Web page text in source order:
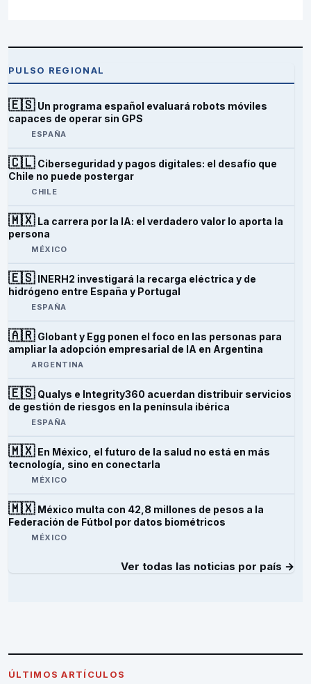
PULSO REGIONAL
🇪🇸 Un programa español evaluará robots móviles
capaces de operar sin GPS
ESPAÑA
🇨🇱 Ciberseguridad y pagos digitales: el desafío que
Chile no puede postergar
CHILE
🇲🇽 La carrera por la IA: el verdadero valor lo aporta la
persona
MÉXICO
🇪🇸 INERH2 investigará la recarga eléctrica y de
hidrógeno entre España y Portugal
ESPAÑA
🇦🇷 Globant y Egg ponen el foco en las personas para
ampliar la adopción empresarial de IA en Argentina
ARGENTINA
🇪🇸 Qualys e Integrity360 acuerdan distribuir servicios
de gestión de riesgos en la península ibérica
ESPAÑA
🇲🇽 En México, el futuro de la salud no está en más
tecnología, sino en conectarla
MÉXICO
🇲🇽 México multa con 42,8 millones de pesos a la
Federación de Fútbol por datos biométricos
MÉXICO
Ver todas las noticias por país →
ÚLTIMOS ARTÍCULOS